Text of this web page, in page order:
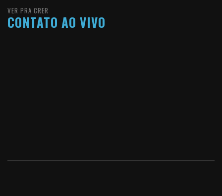
VER PRA CRER
CONTATO AO VIVO